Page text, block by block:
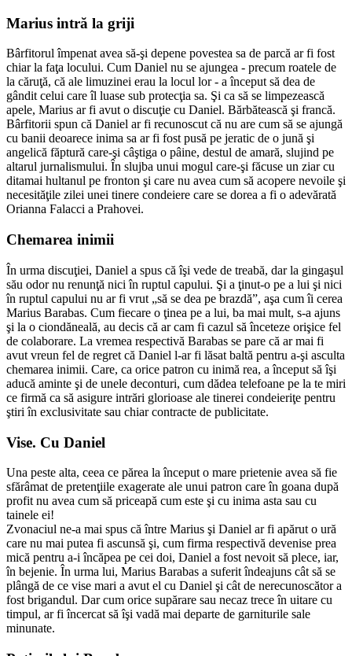
Marius intră la griji
Bârfitorul împenat avea să-şi depene povestea sa de parcă ar fi fost
chiar la faţa locului. Cum Daniel nu se ajungea - precum roatele de
la căruţă, că ale limuzinei erau la locul lor - a început să dea de
gândit celui care îl luase sub protecţia sa. Şi ca să se limpezească
apele, Marius ar fi avut o discuţie cu Daniel. Bărbătească şi francă.
Bârfitorii spun că Daniel ar fi recunoscut că nu are cum să se ajungă
cu banii deoarece inima sa ar fi fost pusă pe jeratic de o jună şi
angelică făptură care-şi câştiga o pâine, destul de amară, slujind pe
altarul jurnalismului. În slujba unui mogul care-şi făcuse un ziar cu
ditamai hultanul pe fronton şi care nu avea cum să acopere nevoile şi
necesităţile zilei unei tinere condeiere care se dorea a fi o adevărată
Orianna Falacci a Prahovei.
Chemarea inimii
În urma discuţiei, Daniel a spus că îşi vede de treabă, dar la gingaşul
său odor nu renunţă nici în ruptul capului. Şi a ţinut-o pe a lui şi nici
în ruptul capului nu ar fi vrut „să se dea pe brazdă”, aşa cum îi cerea
Marius Barabas. Cum fiecare o ţinea pe a lui, ba mai mult, s-a ajuns
şi la o ciondăneală, au decis că ar cam fi cazul să înceteze orişice fel
de colaborare. La vremea respectivă Barabas se pare că ar mai fi
avut vreun fel de regret că Daniel l-ar fi lăsat baltă pentru a-şi asculta
chemarea inimii. Care, ca orice patron cu inimă rea, a început să îşi
aducă aminte şi de unele deconturi, cum dădea telefoane pe la te miri
ce firmă ca să asigure intrări glorioase ale tinerei condeieriţe pentru
ştiri în exclusivitate sau chiar contracte de publicitate.
Vise. Cu Daniel
Una peste alta, ceea ce părea la început o mare prietenie avea să fie
sfărâmat de pretenţiile exagerate ale unui patron care în goana după
profit nu avea cum să priceapă cum este şi cu inima asta sau cu
tainele ei!
Zvonaciul ne-a mai spus că între Marius şi Daniel ar fi apărut o ură
care nu mai putea fi ascunsă şi, cum firma respectivă devenise prea
mică pentru a-i încăpea pe cei doi, Daniel a fost nevoit să plece, iar,
în bejenie. În urma lui, Marius Barabas a suferit îndeajuns cât să se
plângă de ce vise mari a avut el cu Daniel şi cât de nerecunoscător a
fost brigandul. Dar cum orice supărare sau necaz trece în uitare cu
timpul, ar fi încercat să îşi vadă mai departe de garniturile sale
minunate.